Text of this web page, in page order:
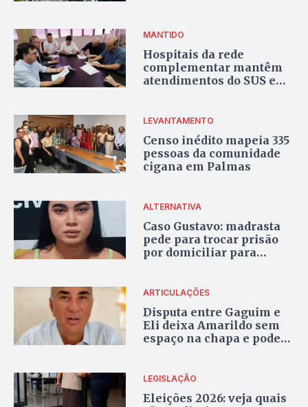
MANTIDO
Hospitais da rede
complementar mantêm
atendimentos do SUS e
Tocantins
LEVANTAMENTO
Censo inédito mapeia 335
pessoas da comunidade
cigana em Palmas
ALTERNATIVA
Caso Gustavo: madrasta
pede para trocar prisão
por domiciliar para
ARTICULAÇÕES
Disputa entre Gaguim e
Eli deixa Amarildo sem
espaço na chapa e pode
LEGISLAÇÃO
Eleições 2026: veja quais